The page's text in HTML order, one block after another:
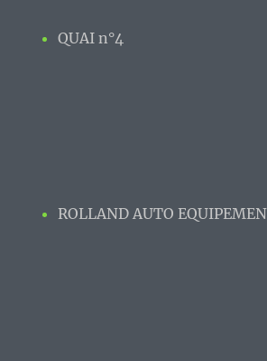
QUAI n°4
ROLLAND AUTO